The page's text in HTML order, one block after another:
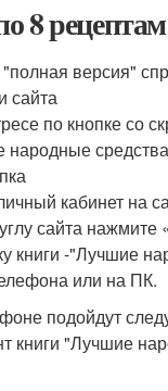
8
версия"
сайта
по кнопке со
кабинет на
сайта
книги -"Лучшие
или на ПК.
подойдут
книги "Лучшие